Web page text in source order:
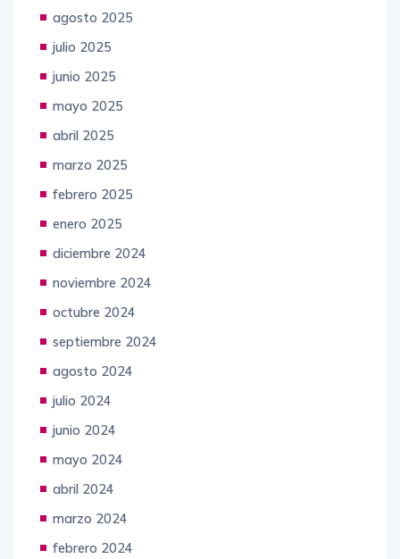
agosto 2025
julio 2025
junio 2025
mayo 2025
abril 2025
marzo 2025
febrero 2025
enero 2025
diciembre 2024
noviembre 2024
octubre 2024
septiembre 2024
agosto 2024
julio 2024
junio 2024
mayo 2024
abril 2024
marzo 2024
febrero 2024